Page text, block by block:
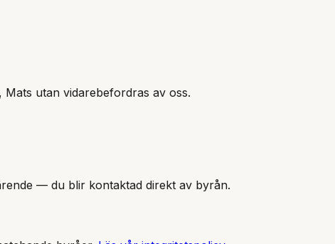
Mats utan vidarebefordras av oss.
— du blir kontaktad direkt av byrån.